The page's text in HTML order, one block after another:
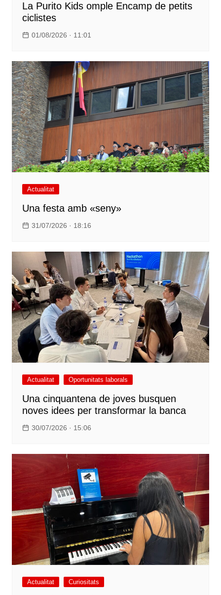
La Purito Kids omple Encamp de petits
ciclistes
01/08/2026 · 11:01
Actualitat
Una festa amb «seny»
31/07/2026 · 18:16
Actualitat Oportunitats laborals
Una cinquantena de joves busquen
noves idees per transformar la banca
30/07/2026 · 15:06
Actualitat Curiositats